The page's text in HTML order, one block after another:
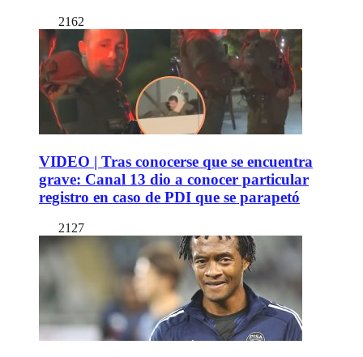
2162
VIDEO | Tras conocerse que se encuentra
grave: Canal 13 dio a conocer particular
registro en caso de PDI que se parapetó
2127